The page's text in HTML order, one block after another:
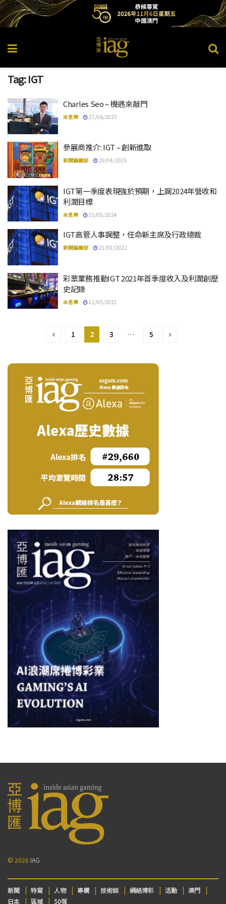
Tag:IGT
Charles Seo – 機遇來敲門
本思齊 27/06/2025
參展商推介: IGT – 創新進取
新聞編輯部 29/04/2025
IGT第一季度表現強於預期，上調2024年營收和
利潤目標
本思齊 15/05/2024
IGT高管人事調整，任命新主席及行政總裁
新聞編輯部 21/01/2022
彩票業務推動IGT 2021年首季度收入及利潤創歷
史記錄
本思齊 12/05/2021
1 2 3 … 5
© 2026 IAG
新聞 特寫 人物 專欄 技術談 網絡博彩 活動
澳門
日本
區域 50强